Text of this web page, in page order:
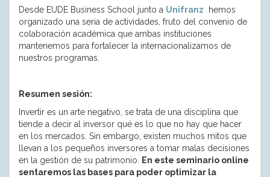
Desde EUDE Business School junto a Unifranz
hemos
organizado una seria de actividades, fruto del convenio de
colaboración académica que ambas instituciones
mantenemos para fortalecer la internacionalizamos de
nuestros programas.
Resumen sesión:
Invertir es un arte negativo, se trata de una disciplina que
tiende a decir al inversor qué es lo que no hay que hacer
en los mercados. Sin embargo, existen muchos mitos que
llevan a los pequeños inversores a tomar malas decisiones
en la gestión de su patrimonio.
En este seminario online
sentaremos las bases para poder optimizar la